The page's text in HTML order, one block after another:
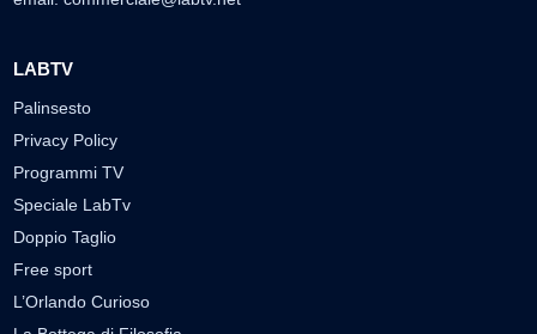
LABTV
Palinsesto
Privacy Policy
Programmi TV
Speciale LabTv
Doppio Taglio
Free sport
L’Orlando Curioso